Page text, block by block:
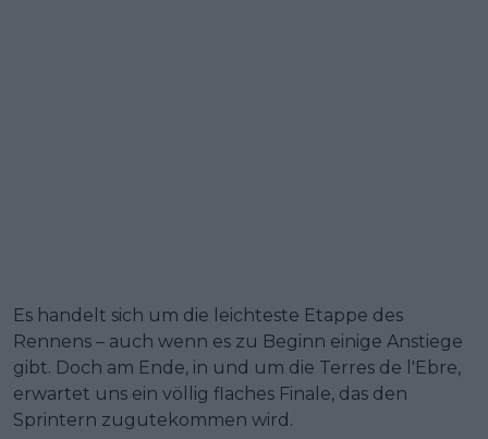
Es handelt sich um die leichteste Etappe des
Rennens – auch wenn es zu Beginn einige Anstiege
gibt. Doch am Ende, in und um die Terres de l'Ebre,
erwartet uns ein völlig flaches Finale, das den
Sprintern zugutekommen wird.